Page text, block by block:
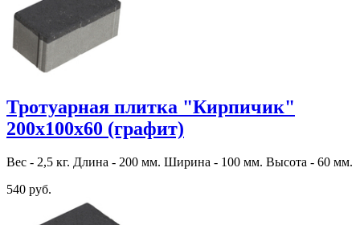
Тротуарная плитка "Кирпичик"
200х100х60 (графит)
Вес - 2,5 кг. Длина - 200 мм. Ширина - 100 мм. Высота - 60 мм.
540 руб.